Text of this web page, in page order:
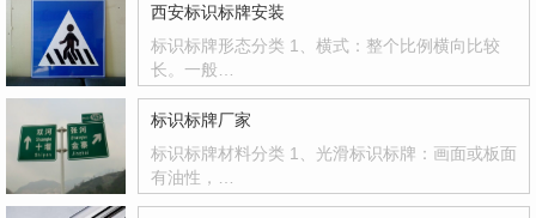
西安标识标牌安装
标识标牌形态分类 1、横式：整个比例横向比较
长。一般…
标识标牌厂家
标识标牌材料分类 1、光滑标识标牌：画面或板面
有油性，…